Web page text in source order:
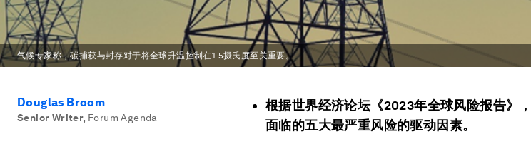
气候专家称，碳捕获与封存对于将全球升温控制在1.5摄氏度至关重要。
Douglas Broom
Senior Writer, Forum Agenda
根据世界经济论坛《2023年全球风险报告》
面临的五大最严重风险的驱动因素。